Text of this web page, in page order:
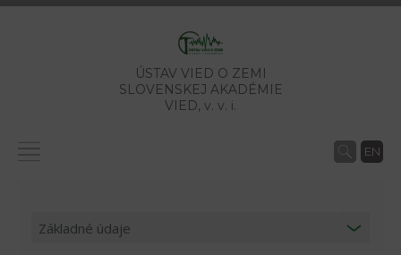
ÚSTAV VIED O ZEMI
SLOVENSKEJ AKADÉMIE
VIED, v. v. i.
EN